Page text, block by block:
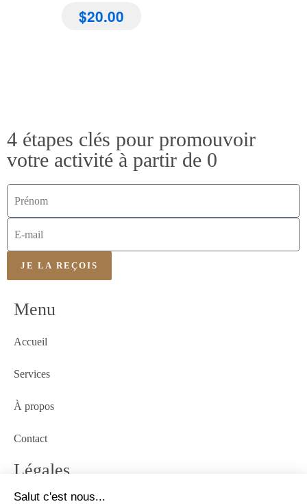
$20.00
4 étapes clés pour promouvoir
votre activité à partir de 0
JE LA REÇOIS
Menu
Accueil
Services
À propos
Contact
Légales